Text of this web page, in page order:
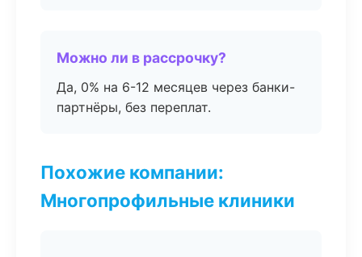
Можно ли в рассрочку?
Да, 0% на 6-12 месяцев через банки-
партнёры, без переплат.
Похожие компании:
Многопрофильные клиники